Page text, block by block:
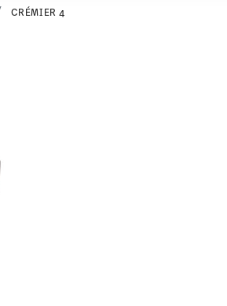
CRÉMIER 4